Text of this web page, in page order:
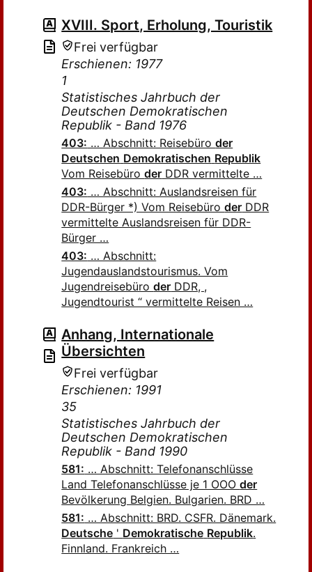
XVIII. Sport, Erholung, Touristik
Frei verfügbar
Erschienen: 1977
1
Statistisches Jahrbuch der
Deutschen Demokratischen
Republik - Band 1976
403: … Abschnitt: Reisebüroder
Deutschen Demokratischen Republik
Vom Reisebüroder DDR vermittelte …
403: … Abschnitt: Auslandsreisen für
DDR-Bürger *) Vom Reisebüroder DDR
vermittelte Auslandsreisen für DDR-
Bürger …
403: … Abschnitt:
Jugendauslandstourismus. Vom
Jugendreisebüroder DDR, ,
Jugendtourist “ vermittelte Reisen …
Anhang, Internationale
Übersichten
Frei verfügbar
Erschienen: 1991
35
Statistisches Jahrbuch der
Deutschen Demokratischen
Republik - Band 1990
581: … Abschnitt: Telefonanschlüsse
Land Telefonanschlüsse je 1 ОООder
Bevölkerung Belgien. Bulgarien. BRD …
581: … Abschnitt: BRD. CSFR. Dänemark.
Deutsche ' Demokratische Republik.
Finnland. Frankreich …